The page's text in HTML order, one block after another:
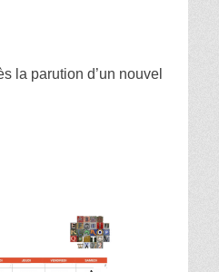
la parution d’un nouvel